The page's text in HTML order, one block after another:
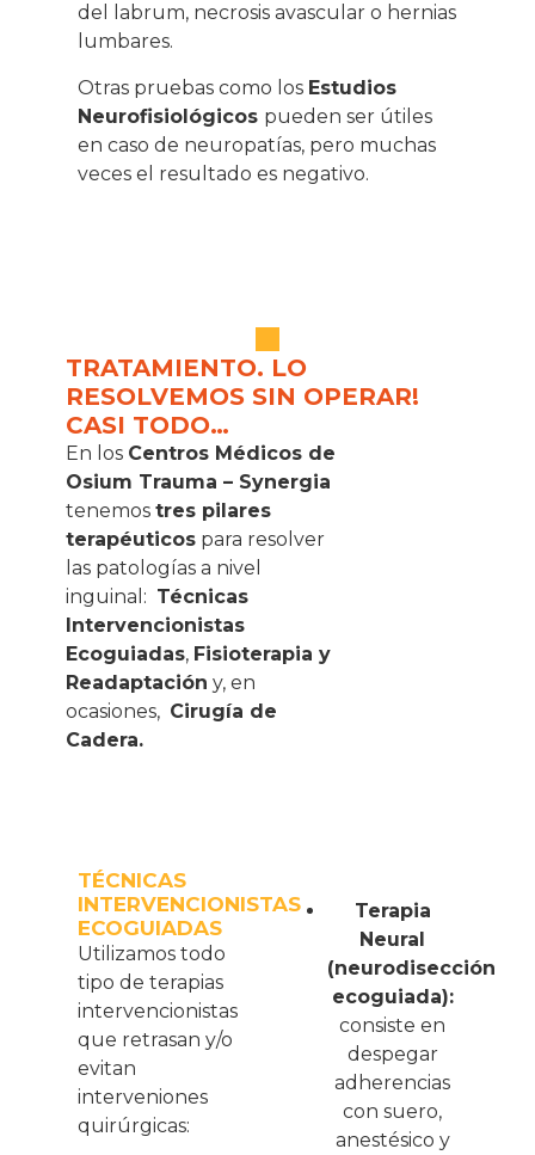
del labrum, necrosis avascular o hernias
lumbares.
Otras pruebas como los Estudios
Neurofisiológicos pueden ser útiles
en caso de neuropatías, pero muchas
veces el resultado es negativo.
TRATAMIENTO. LO
RESOLVEMOS SIN OPERAR!
CASI TODO…
En los Centros Médicos de
Osium Trauma – Synergia
tenemos tres pilares
terapéuticos para resolver
las patologías a nivel
inguinal: Técnicas
Intervencionistas
Ecoguiadas, Fisioterapia y
Readaptación y, en
ocasiones, Cirugía de
Cadera.
TÉCNICAS
INTERVENCIONISTAS
ECOGUIADAS
Utilizamos todo
tipo de terapias
intervencionistas
que retrasan y/o
evitan
interveniones
quirúrgicas:
Terapia
Neural
(neurodisección
ecoguiada):
consiste en
despegar
adherencias
con suero,
anestésico y